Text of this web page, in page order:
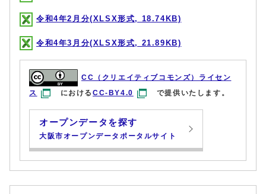
令和4年2月分(XLSX形式, 18.74KB)
令和4年3月分(XLSX形式, 21.89KB)
CC（クリエイティブコモンズ）ライセン
ス
におけるCC-BY4.0 で提供いたします。
オープンデータを探す
大阪市オープンデータポータルサイト